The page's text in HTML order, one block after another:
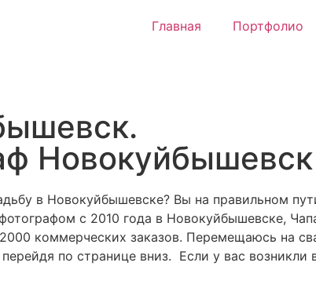
Главная Портфолио
Новокуйбышевск
в Новокуйбышевске? Вы на правильном
с 2010 года в Новокуйбышевске,
коммерческих заказов. Перемещаюсь на
по странице вниз. Если у вас